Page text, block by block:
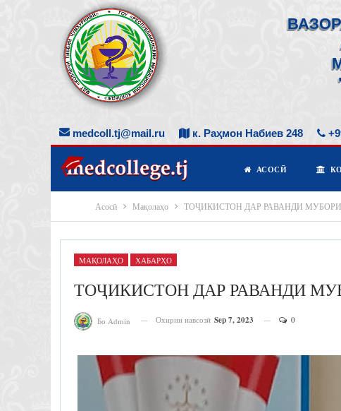
medcoll.tj@mail.ru к. Раҳмон Набиев 248
АСОСӢ
Асосӣ Мақолаҳо ТОҶИКИСТОН ДАР РАВАНДИ
МАҚОЛАҲО ХАБАРҲО
ТОҶИКИСТОН ДАР РАВАНДИ
Бо Admin Охирин навсозӣ Sep 7, 2023 0